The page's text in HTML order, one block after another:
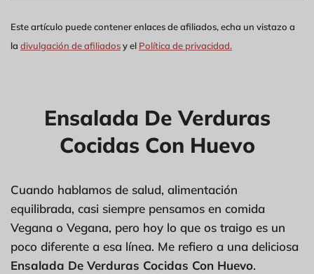
Este artículo puede contener enlaces de afiliados, echa un vistazo a
la divulgación de afiliadosy el Política de privacidad.
Ensalada De Verduras
Cocidas Con Huevo
Cuando hablamos de salud, alimentación
equilibrada, casi siempre pensamos en comida
Vegana o Vegana, pero hoy lo que os traigo es un
poco diferente a esa línea. Me refiero a una deliciosa
Ensalada De Verduras Cocidas Con Huevo.